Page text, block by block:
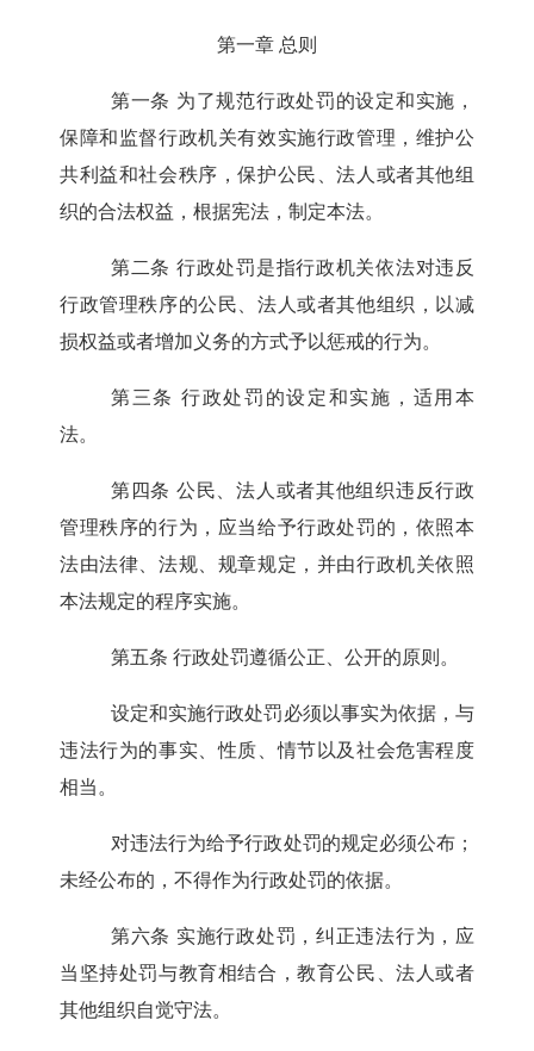
第一章 总则
第一条 为了规范行政处罚的设定和实施，
保障和监督行政机关有效实施行政管理，维护公
共利益和社会秩序，保护公民、法人或者其他组
织的合法权益，根据宪法，制定本法。
第二条 行政处罚是指行政机关依法对违反
行政管理秩序的公民、法人或者其他组织，以减
损权益或者增加义务的方式予以惩戒的行为。
第三条 行政处罚的设定和实施，适用本
法。
第四条 公民、法人或者其他组织违反行政
管理秩序的行为，应当给予行政处罚的，依照本
法由法律、法规、规章规定，并由行政机关依照
本法规定的程序实施。
第五条 行政处罚遵循公正、公开的原则。
设定和实施行政处罚必须以事实为依据，与
违法行为的事实、性质、情节以及社会危害程度
相当。
对违法行为给予行政处罚的规定必须公布；
未经公布的，不得作为行政处罚的依据。
第六条 实施行政处罚，纠正违法行为，应
当坚持处罚与教育相结合，教育公民、法人或者
其他组织自觉守法。